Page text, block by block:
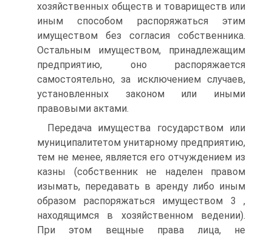
хозяйственных обществ и товариществ или
иным способом распоряжаться этим
имуществом без согласия собственника.
Остальным имуществом, принадлежащим
предприятию, оно распоряжается
самостоятельно, за исключением случаев,
установленных законом или иными
правовыми актами.
Передача имущества государством или
муниципалитетом унитарному предприятию,
тем не менее, является его отчуждением из
казны (собственник не наделен правом
изымать, передавать в аренду либо иным
образом распоряжаться имуществом 3 ,
находящимся в хозяйственном ведении).
При этом вещные права лица, не